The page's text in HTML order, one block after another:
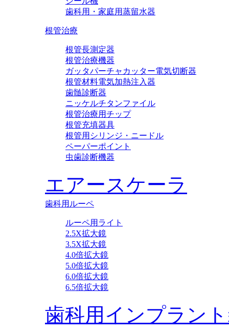
歯科用・家庭用蒸留水器
根管治療
根管長測定器
根管治療機器
ガッタパーチャカッター電気切断器
根管材料電気加熱注入器
歯髄診断器
ニッケルチタンファイル
根管治療用チップ
根管充填器具
根管用シリンジ・ニードル
ペーパーポイント
虫歯診断機器
エアースケーラ
歯科用ルーペ
ルーペ用ライト
2.5X拡大鏡
3.5X拡大鏡
4.0倍拡大鏡
5.0倍拡大鏡
6.0倍拡大鏡
6.5倍拡大鏡
歯科用インプラン